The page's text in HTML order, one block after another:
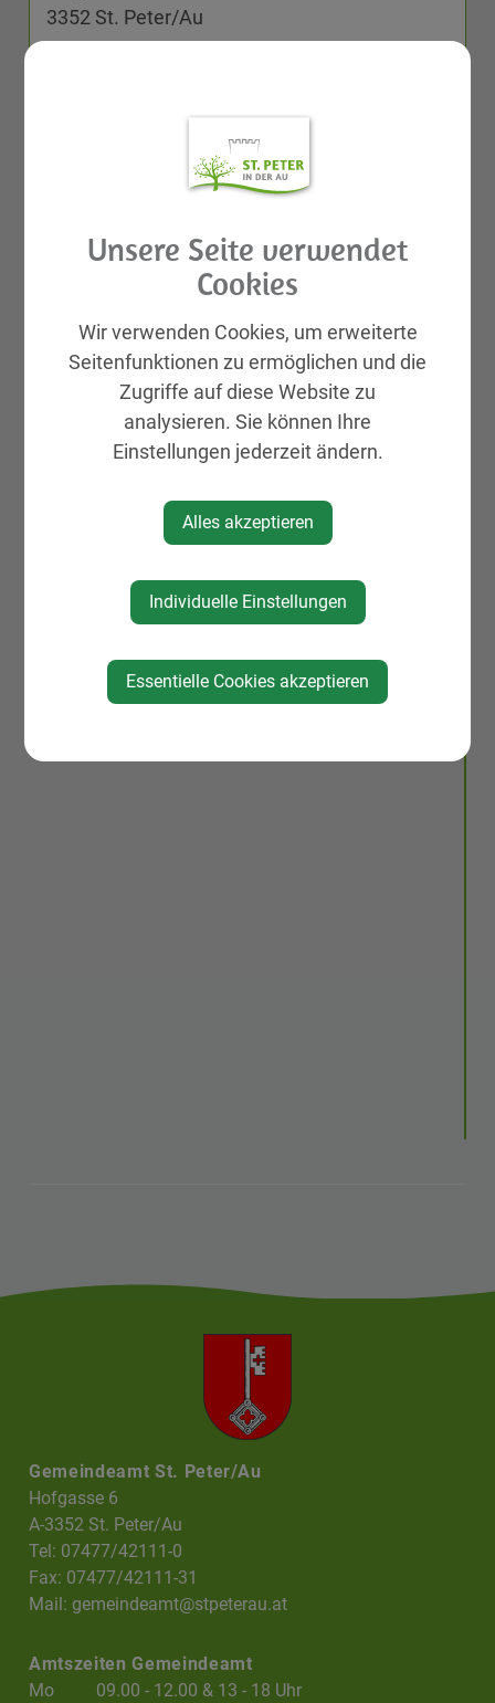
3352 St. Peter/Au
Dokumente
TÖT Werbung NEU_zusammengefügt
Veranstalter
Rotes Kreuz St. Peter/Au
zur Website
Gemeindeamt St. Peter/Au
Hofgasse 6
A-3352 St. Peter/Au
Tel: 07477/42111-0
Fax: 07477/42111-31
Mail:gemeindeamt@stpeterau.at
Amtszeiten Gemeindeamt
Mo
09.00 - 12.00 & 13 - 18 Uhr
Unsere Seite verwendet
Cookies
Wir verwenden Cookies, um erweiterte
Seitenfunktionen zu ermöglichen und die
Zugriffe auf diese Website zu
analysieren. Sie können Ihre
Einstellungen jederzeit ändern.
Alles akzeptieren
Individuelle Einstellungen
Essentielle Cookies akzeptieren